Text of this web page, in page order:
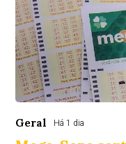
Geral Há 1 dia